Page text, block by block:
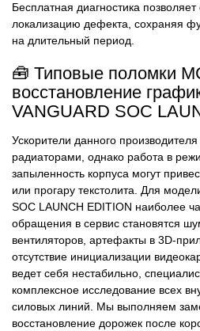
Бесплатная диагностика
локализацию дефекта, сохраняя
на длительный период.
🧰 Типовые поломки
восстановление
VANGUARD SOC
Ускорители данного
радиаторами, однако работа в
запыленность корпуса могут
или прогару текстолита. Для
SOC LAUNCH EDITION наиболее
обращения в сервис становятся
вентиляторов, артефакты в 3D-
отсутствие инициализации
ведет себя нестабильно,
комплексное исследование всех
силовых линий. Мы выполняем
восстановление дорожек после